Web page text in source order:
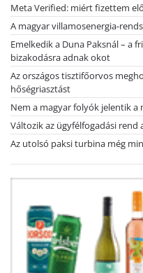
Meta Verified: miért fizettem
A magyar villamosenergia-
Emelkedik a Duna Paksnál – a
bizakodásra adnak okot
Az országos tisztifőorvos
hőségriasztást
Nem a magyar folyók jelentik a
Változik az ügyfélfogadási rend
Az utolsó paksi turbina még